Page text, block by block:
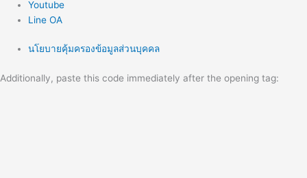
Youtube
Line OA
นโยบายคุ้มครองข้อมูลส่วนบุคคล
Additionally, paste this code immediately after the opening tag: